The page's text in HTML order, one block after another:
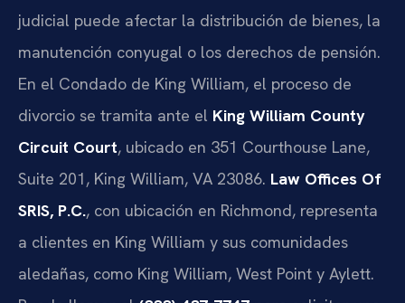
judicial puede afectar la distribución de bienes, la
manutención conyugal o los derechos de pensión.
En el Condado de King William, el proceso de
divorcio se tramita ante el King William County
Circuit Court, ubicado en 351 Courthouse Lane,
Suite 201, King William, VA 23086. Law Offices Of
SRIS, P.C., con ubicación en Richmond, representa
a clientes en King William y sus comunidades
aledañas, como King William, West Point y Aylett.